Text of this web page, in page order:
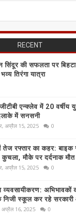
RECENT
की सफलता पर
तिरंगा यात्रा
एन्क्लेव में 20 वर्षीय
में सनसनी
अप्रैल 15, 2025 0
तेज रफ्तार का कहर: बाइक
कुचला, मौके पर दर्दनाक मौत
अप्रैल 15, 2025 0
व्यवसायीकरण: अभिभावकों
निजी स्कूल कर रहे
अप्रैल 16, 2025 0